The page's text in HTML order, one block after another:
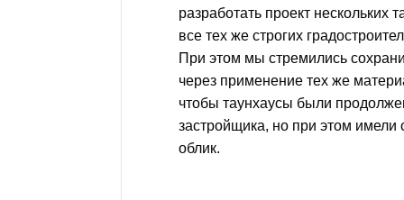
разработать проект нескольких
все тех же строгих
При этом мы стремились
через применение тех же
чтобы таунхаусы были
застройщика, но при этом имели
облик.